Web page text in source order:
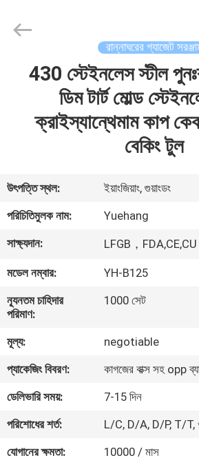
সম্পর্কে
ভ্রমণ
মান
নিয়ন্ত্রণ
যোগাযোগ
করুন
Trading
Co.,Ltd..
রান্নাঘরের গ্যাজেট
430 স্টেইনলেস স্টীল
ডিম টার্ট মোল্ড
ক্রাইস্যান্থেমাম কাপ
বেকিং টুল
উৎপত্তি স্থল:
ইয়াংজিয়াং, গুয়াংডং
পরিচিতিমুলক নাম:
Yuehang
সাক্ষ্যদান:
LFGB，FDA,CE,CU
মডেল নম্বার:
YH-B125
ন্যূনতম চাহিদার
পরিমাণ:
1000 সেট
মূল্য:
negotiable
প্যাকেজিং বিবরণ:
কাগজের বাক্স সহ opp
ডেলিভারি সময়:
7-15 দিন
পরিশোধের শর্ত:
L/C, D/A, D/P, T/T,
যোগানের ক্ষমতা:
10000 / মাস